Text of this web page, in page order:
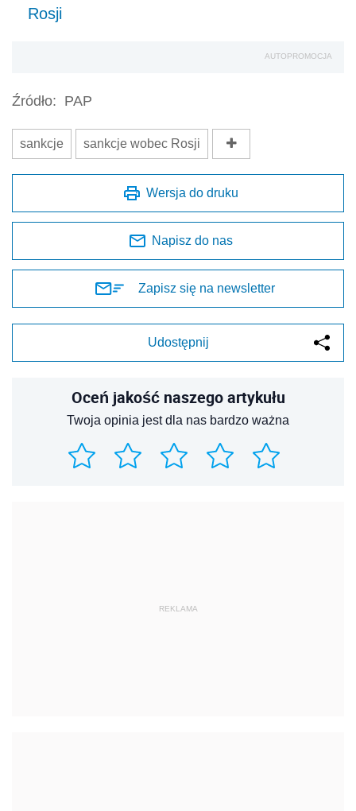
Rosji
AUTOPROMOCJA
Źródło: PAP
sankcje sankcje wobec Rosji
Wersja do druku
Napisz do nas
Zapisz się na newsletter
Udostępnij
Oceń jakość naszego artykułu
Twoja opinia jest dla nas bardzo ważna
REKLAMA